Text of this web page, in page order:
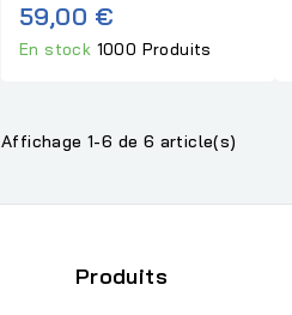
59,00 €
En stock 1000 Produits
Affichage 1-6 de 6 article(s)
Produits